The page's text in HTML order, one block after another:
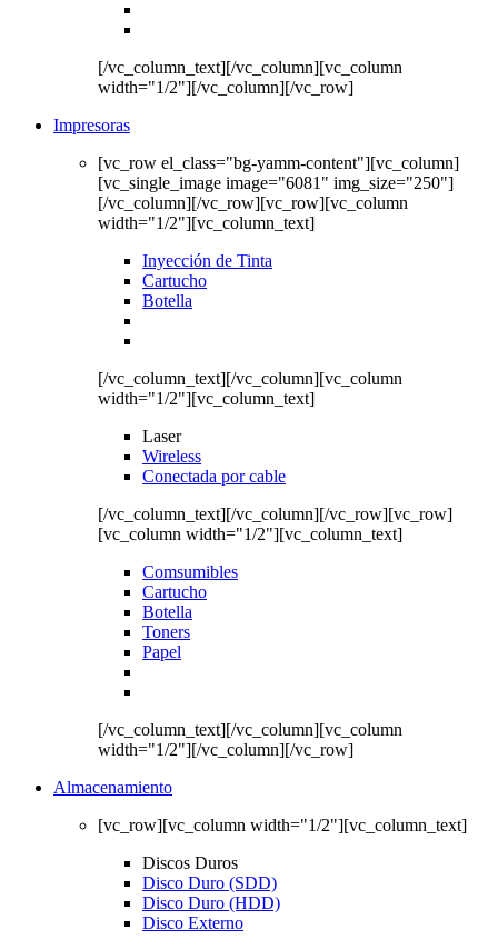
[/vc_column_text][/vc_column][vc_column
width="1/2"][/vc_column][/vc_row]
Impresoras
[vc_row el_class="bg-yamm-content"][vc_column]
[vc_single_image image="6081" img_size="250"]
[/vc_column][/vc_row][vc_row][vc_column
width="1/2"][vc_column_text]
Inyección de Tinta
Cartucho
Botella
[/vc_column_text][/vc_column][vc_column
width="1/2"][vc_column_text]
Laser
Wireless
Conectada por cable
[/vc_column_text][/vc_column][/vc_row][vc_row]
[vc_column width="1/2"][vc_column_text]
Comsumibles
Cartucho
Botella
Toners
Papel
[/vc_column_text][/vc_column][vc_column
width="1/2"][/vc_column][/vc_row]
Almacenamiento
[vc_row][vc_column width="1/2"][vc_column_text]
Discos Duros
Disco Duro (SDD)
Disco Duro (HDD)
Disco Externo